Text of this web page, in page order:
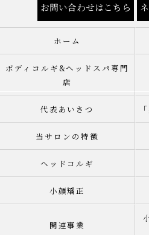
お問い合わせはこちら
ホーム
ボディコルギ&ヘッドスパ専門
店
代表あいさつ
当サロンの特徴
ヘッドコルギ
小顔矯正
関連事業